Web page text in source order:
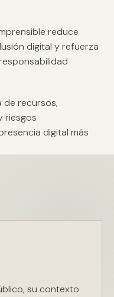
reduce
digital y refuerza
de recursos,
riesgos
digital más
su contexto